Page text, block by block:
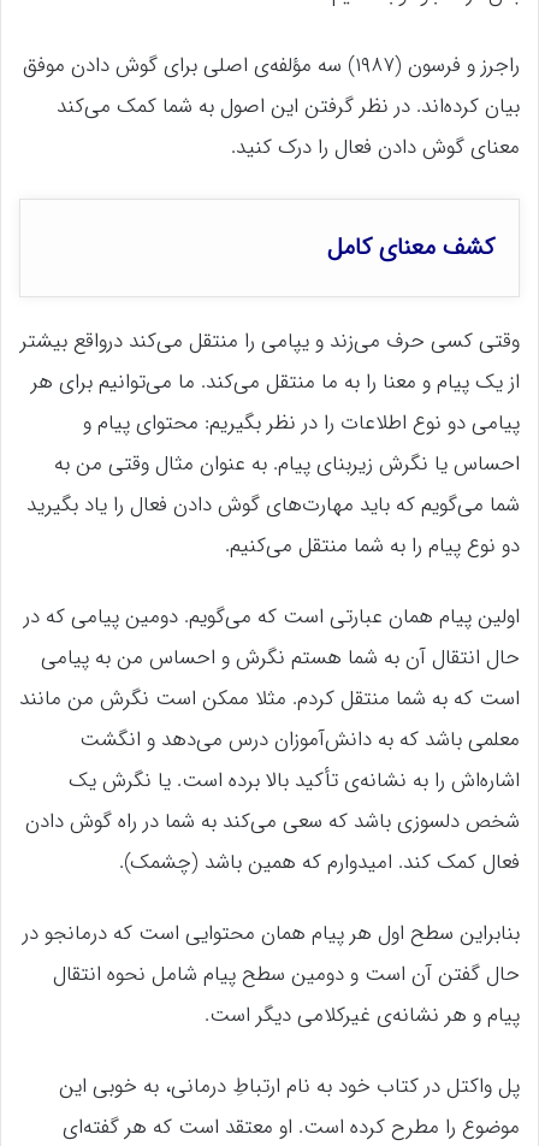
راجرز و فرسون (۱۹۸۷) سه مؤلفه‌ی اصلی برای گوش دادن موفق
بیان کرده‌اند. در نظر گرفتن این اصول به شما کمک می‌کند
معنای گوش دادن فعال را درک کنید.
کشف معنای کامل
وقتی کسی حرف می‌زند و یپامی را منتقل می‌کند درواقع بیشتر
از یک پیام و معنا را به ما منتقل می‌کند. ما می‌توانیم برای هر
پیامی دو نوع اطلاعات را در نظر بگیریم: محتوای پیام و
احساس یا نگرش زیربنای پیام. به عنوان مثال وقتی من به
شما می‌گویم که باید مهارت‌های گوش دادن فعال را یاد بگیرید
دو نوع پیام را به شما منتقل می‌کنیم.
اولین پیام همان عبارتی است که می‌گویم. دومین پیامی که در
حال انتقال آن به شما هستم نگرش و احساس من به پیامی
است که به شما منتقل کردم. مثلا ممکن است نگرش من مانند
معلمی باشد که به دانش‌آموزان درس می‌دهد و انگشت
اشاره‌اش را به نشانه‌ی تأکید بالا برده است. یا نگرش یک
شخص دلسوزی باشد که سعی می‌کند به شما در راه گوش دادن
فعال کمک کند. امیدوارم که همین باشد (چشمک).
بنابراین سطح اول هر پیام همان محتوایی است که درمانجو در
حال گفتن آن است و دومین سطح پیام شامل نحوه انتقال
پیام و هر نشانه‌ی غیرکلامی دیگر است.
پل واکتل در کتاب خود به نام ارتباطِ درمانی، به خوبی این
موضوع را مطرح کرده است. او معتقد است که هر گفته‌ای